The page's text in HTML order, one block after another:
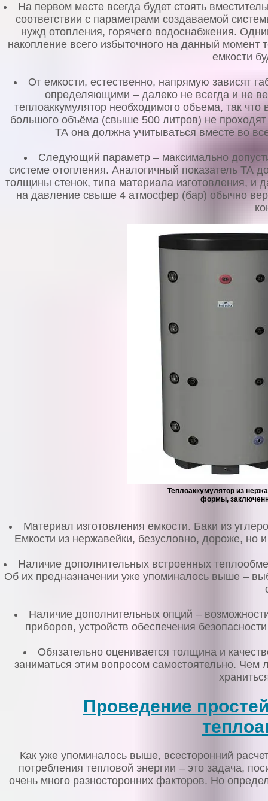
На первом месте всегда будет стоять
соответствии с параметрами создаваемой
нужд отопления, горячего водоснабжения.
накопление всего избыточного на данный момент
емкости
От емкости, естественно, напрямую зависят
определяющими – далеко не всегда и не
теплоаккумулятор необходимого объема, так
большого объёма (свыше 500 литров) не
ТА она должна учитываться вместе во
Следующий параметр – максимально
системе отопления. Аналогичный показатель ТА
толщины стенок, типа материала изготовления,
на давление свыше 4 атмосфер (бар) обычно
Теплоаккумулятор из
формы,
Материал изготовления емкости. Баки из
Емкости из нержавейки, безусловно, дороже, но
Наличие дополнительных встроенных
Об их предназначении уже упоминалось выше –
Наличие дополнительных опций –
приборов, устройств обеспечения
Обязательно оценивается толщина и
заниматься этим вопросом самостоятельно.
Проведение
Как уже упоминалось выше, всесторонний
потребления тепловой энергии – это задача,
очень много разносторонних факторов. Но